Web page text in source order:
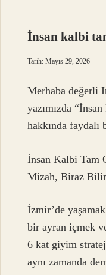
İnsan kalbi
Tarih: Mayıs 29, 2026
Merhaba değerli
yazımızda
hakkında
İnsan Kalbi Tam
Mizah, Biraz
İzmir’de
bir ayran içmek
6 kat giyim
aynı zamanda